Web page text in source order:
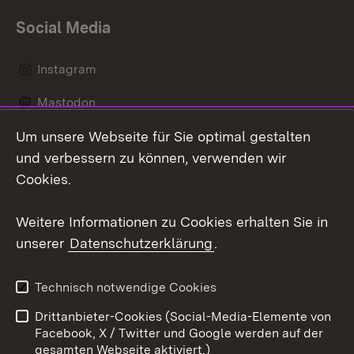
Social Media
Instagram
Mastodon
Messenger
Kontakt
Impressum
Cookies
Um unsere Webseite für Sie optimal gestalten
und verbessern zu können, verwenden wir
Cookies.
Weitere Informationen zu Cookies erhalten Sie in
unserer Datenschutzerklärung.
Technisch notwendige Cookies
Drittanbieter-Cookies (Social-Media-Elemente von
Facebook, X / Twitter und Google werden auf der
gesamten Webseite aktiviert.)